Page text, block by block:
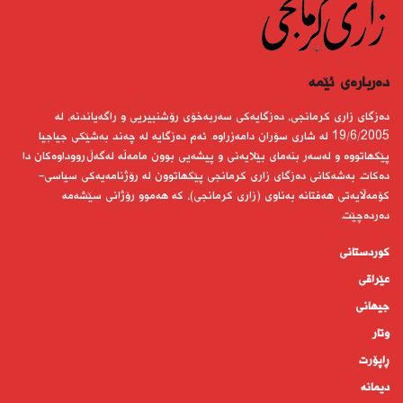
دەربارەى ئێمە
دەزگای زاری كرمانجی، دەزگایەكی سەربەخۆی رۆشنبیریی و راگەیاندنە، لە
19/6/2005 لە شاری سۆران دامەزراوە. ئەم دەزگایە لە چەند بەشێكی جیاجیا
پێكهاتووە و لەسەر بنەمای بێلایەنی و پیشەیی بوون مامەڵە لەگەڵ رووداوەكان دا
دەكات. بەشەكانی دەزگای زاری كرمانجی پێكهاتوون لە رۆژنامەیەكی سیاسی-
كۆمەڵایەتی هەفتانە بەناوی (زاری كرمانجی)، كە هەموو رۆژانی سێشەمە
دەردەچێت.
کوردستانى
عێراقی
جیهانى
وتار
ڕاپۆرت
دیمانە